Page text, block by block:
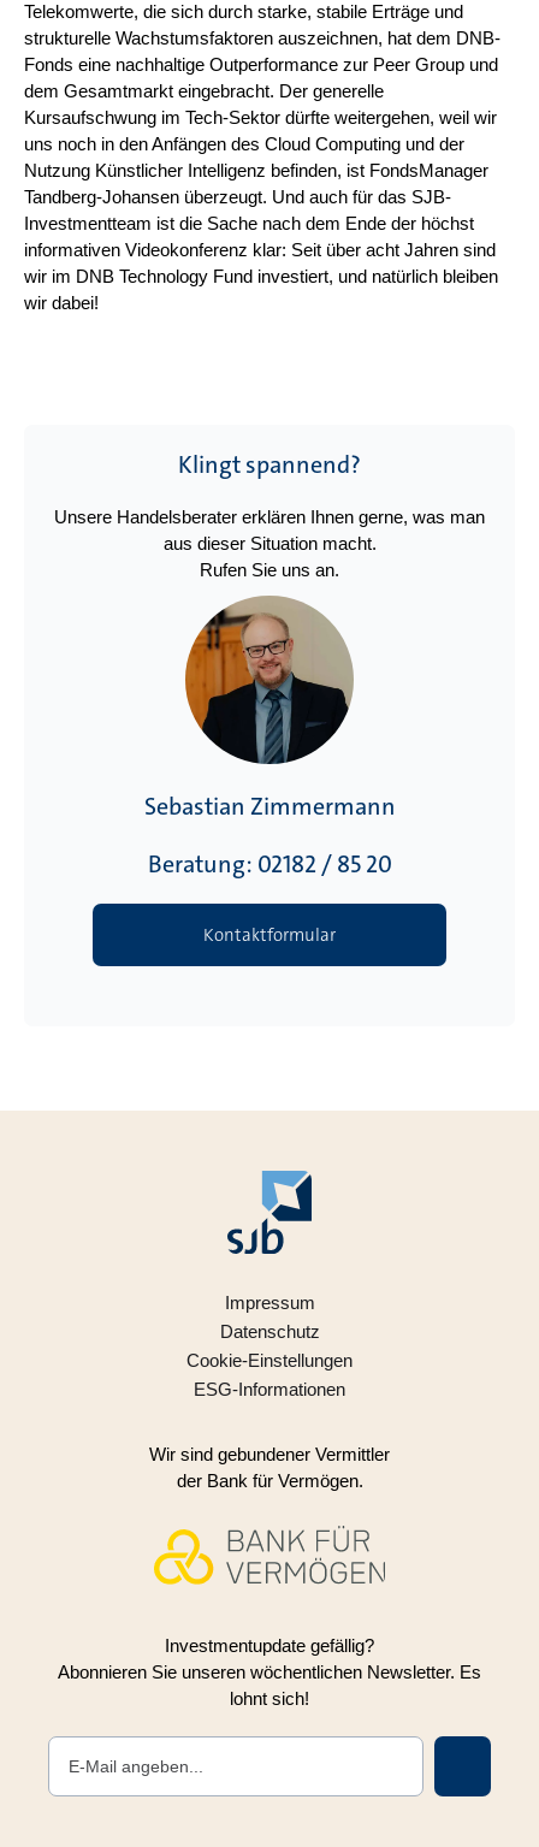
Telekomwerte, die sich durch starke, stabile Erträge und
strukturelle Wachstumsfaktoren auszeichnen, hat dem DNB-
Fonds eine nachhaltige Outperformance zur Peer Group und
dem Gesamtmarkt eingebracht. Der generelle
Kursaufschwung im Tech-Sektor dürfte weitergehen, weil wir
uns noch in den Anfängen des Cloud Computing und der
Nutzung Künstlicher Intelligenz befinden, ist FondsManager
Tandberg-Johansen überzeugt. Und auch für das SJB-
Investmentteam ist die Sache nach dem Ende der höchst
informativen Videokonferenz klar: Seit über acht Jahren sind
wir im DNB Technology Fund investiert, und natürlich bleiben
wir dabei!
Klingt spannend?
Unsere Handelsberater erklären Ihnen gerne, was man
aus dieser Situation macht.
Rufen Sie uns an.
Sebastian Zimmermann
Beratung: 02182 / 85 20
Kontaktformular
Impressum
Datenschutz
Cookie-Einstellungen
ESG-Informationen
Wir sind gebundener Vermittler
der Bank für Vermögen.
Investmentupdate gefällig?
Abonnieren Sie unseren wöchentlichen Newsletter. Es
lohnt sich!